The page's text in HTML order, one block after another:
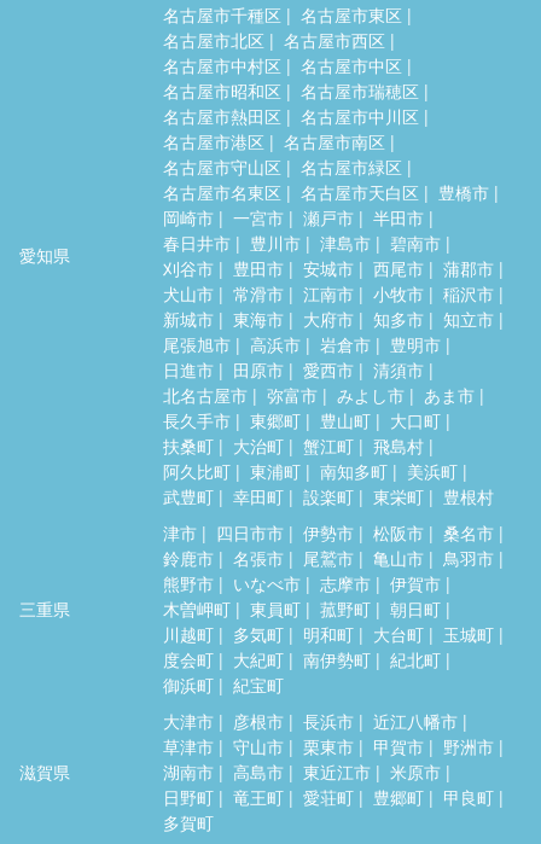
愛知県
名古屋市千種区
名古屋市東区
名古屋市北区
名古屋市西区
名古屋市中村区
名古屋市中区
名古屋市昭和区
名古屋市瑞穂区
名古屋市熱田区
名古屋市中川区
名古屋市港区
名古屋市南区
名古屋市守山区
名古屋市緑区
名古屋市名東区
名古屋市天白区
豊橋市
岡崎市
一宮市 瀬戸市
半田市
春日井市
豊川市 津島市
碧南市
刈谷市
豊田市 安城市 西尾市
蒲郡市
犬山市
常滑市 江南市 小牧市
稲沢市
新城市
東海市 大府市 知多市
知立市
尾張旭市
高浜市 岩倉市
豊明市
日進市
田原市 愛西市
清須市
北名古屋市
弥富市 みよし市
あま市
長久手市
東郷町 豊山町
大口町
扶桑町
大治町 蟹江町
飛島村
阿久比町
東浦町 南知多町
美浜町
武豊町
幸田町 設楽町 東栄町 豊根村
三重県
津市 四日市市 伊勢市 松阪市
桑名市
鈴鹿市
名張市 尾鷲市 亀山市
鳥羽市
熊野市
いなべ市 志摩市
伊賀市
木曽岬町
東員町 菰野町
朝日町
川越町
多気町 明和町 大台町
玉城町
度会町
大紀町 南伊勢町
紀北町
御浜町
紀宝町
滋賀県
大津市 彦根市 長浜市
近江八幡市
草津市
守山市 栗東市 甲賀市
野洲市
湖南市
高島市 東近江市
米原市
日野町
竜王町 愛荘町 豊郷町
甲良町
多賀町